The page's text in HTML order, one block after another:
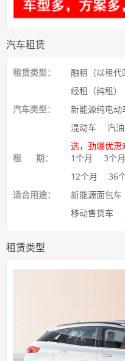
汽车租赁
租赁类型：
融租（以租代
经租（纯租）
汽车类型：
新能源纯电动
混动车
汽
选，劲爆优惠
租 期：
1个月 3个月
12个月
36
适合用途：
新能源面包车
移动售货车
租赁类型